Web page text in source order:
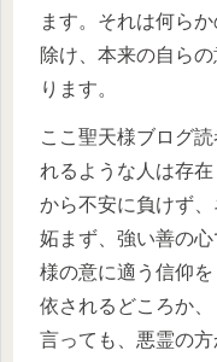
ます。それは何ら
除け、本来の自ら
ります。
ここ聖天様ブログ
れるような人は存
から不安に負けず、
妬まず、強い善の
様の意に適う信仰
依されるどころか
言っても、悪霊の